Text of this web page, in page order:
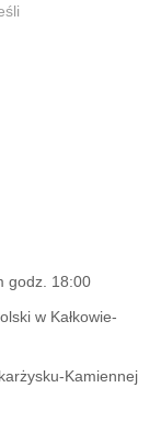
godz. 18:00
w Kałkowie-
Kamiennej